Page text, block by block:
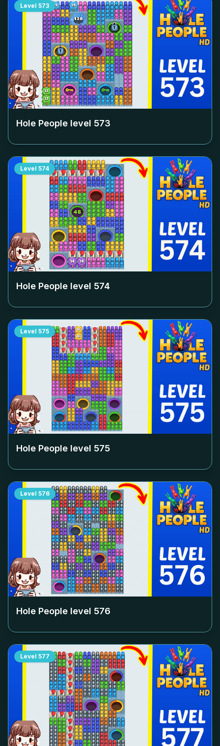
Level 573
Hole People level 573
Level 574
Hole People level 574
Level 575
Hole People level 575
Level 576
Hole People level 576
Level 577